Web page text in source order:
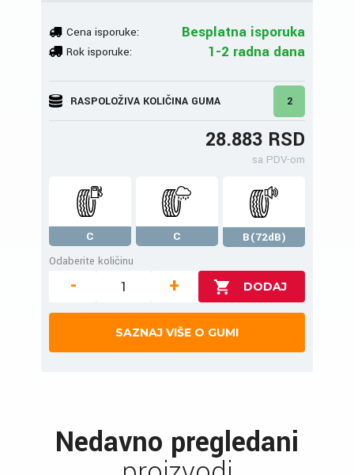
Cena isporuke: Besplatna isporuka
Rok isporuke: 1-2 radna dana
RASPOLOŽIVA KOLIČINA GUMA 2
28.883 RSD
sa PDV-om
C C
B(72dB)
Odaberite količinu
- +
SAZNAJ VIŠE O GUMI
Nedavno pregledani